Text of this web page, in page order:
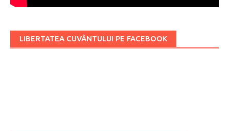
LIBERTATEA CUVÂNTULUI PE FACEBOOK